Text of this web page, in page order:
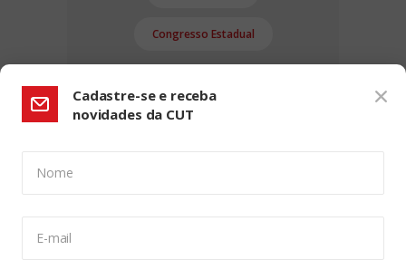
Congresso Estadual
Cadastre-se e receba
novidades da CUT
Nome
E-mail
CONFIGURAÇÃO DE COOKIES: